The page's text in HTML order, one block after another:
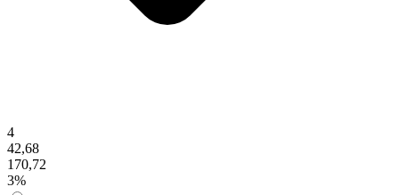
4
42,68
170,72
3%